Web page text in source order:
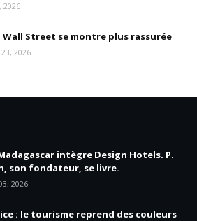
2026
Wall Street se montre plus rassurée
2026
intègre Design Hotels. P.
son fondateur, se livre.
2026
: le tourisme reprend des couleurs